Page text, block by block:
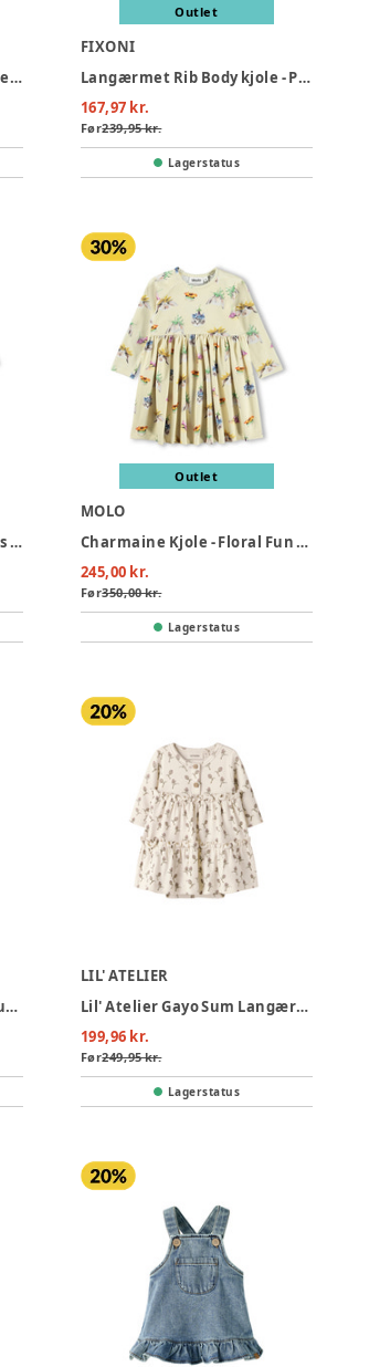
Kortærmet Bodykjole Pointelle - Eggnog
Outlet
FIXONI
Langærmet Rib Body kjole - Potpourri
167,97 kr.
Før239,95 kr.
Lagerstatus
Charmaine Kjole - Butterflys Cloud
Outlet
MOLO
Charmaine Kjole - Floral Fun Baby
245,00 kr.
Før350,00 kr.
Lagerstatus
Thea Bodykjole - Forever Blue Striped
LIL' ATELIER
Lil' Atelier Gayo Sum Langærmet Bodykjole - Turtledove
199,96 kr.
Før249,95 kr.
Lagerstatus